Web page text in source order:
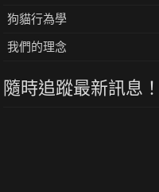
狗貓行為學
我們的理念
隨時追蹤最新訊息！